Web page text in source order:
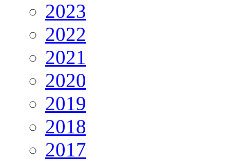
2023
2022
2021
2020
2019
2018
2017